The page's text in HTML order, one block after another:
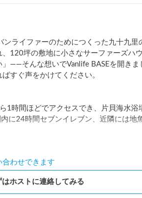
ライファーのためにつくった九十九里
120坪の敷地に小さなサーファーズハ
」——そんな想いでVanlife BASEを開きま
すぐ声をかけてください。
1時間ほどでアクセスでき、片貝海水浴
に24時間セブンイレブン、近隣には地
トイレ・洗濯乾燥機（無料）・AC電源
ウナやサウナカーのレンタルも人気です
わせできます
はホストに連絡してみる